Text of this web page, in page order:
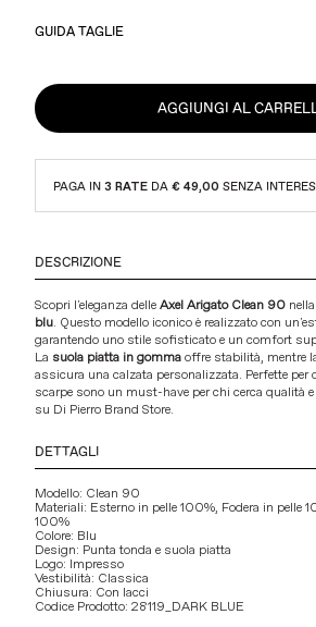
GUIDA TAGLIE
AGGIUNGI AL
PAGA IN 3 RATE DA € 49,00 SENZA
DESCRIZIONE
Scopri l'eleganza delle Axel Arigato Clean 90
blu. Questo modello iconico è realizzato con
garantendo uno stile sofisticato e un comfort
La suola piatta in gomma offre stabilità, mentre
assicura una calzata personalizzata. Perfette per
scarpe sono un must-have per chi cerca qualità
su Di Pierro Brand Store.
DETTAGLI
Modello: Clean 90
Materiali: Esterno in pelle 100%, Fodera in pelle
100%
Colore: Blu
Design: Punta tonda e suola piatta
Logo: Impresso
Vestibilità: Classica
Chiusura: Con lacci
Codice Prodotto: 28119_DARK BLUE